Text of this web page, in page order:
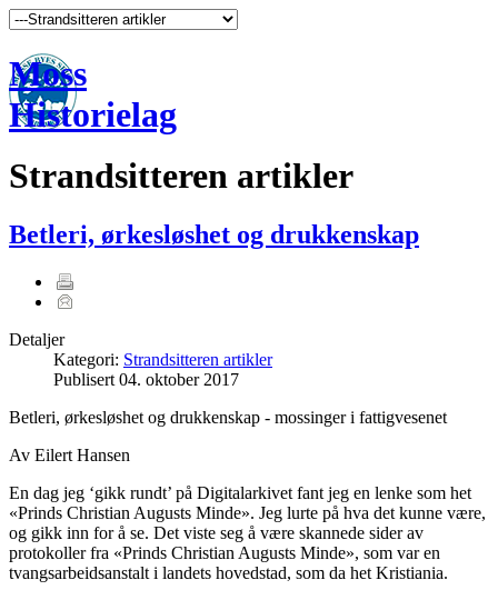
Moss
Historielag
Strandsitteren artikler
Betleri, ørkesløshet og drukkenskap
Detaljer
Kategori: Strandsitteren artikler
Publisert 04. oktober 2017
Betleri, ørkesløshet og drukkenskap - mossinger i fattigvesenet
Av Eilert Hansen
En dag jeg ‘gikk rundt’ på Digitalarkivet fant jeg en lenke som het
«Prinds Christian Augusts Minde». Jeg lurte på hva det kunne være,
og gikk inn for å se. Det viste seg å være skannede sider av
protokoller fra «Prinds Christian Augusts Minde», som var en
tvangsarbeidsanstalt i landets hovedstad, som da het Kristiania.